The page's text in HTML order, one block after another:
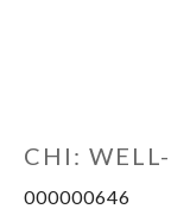
CHI:
000000646